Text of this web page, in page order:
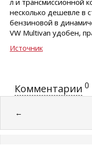
л и трансмиссионной
несколько дешевле в
бензиновой в
VW Multivan удобен,
Источник
Комментарии 0
←